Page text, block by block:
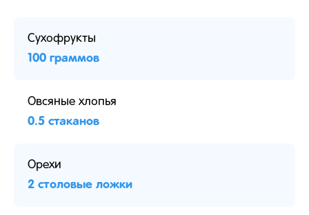
Сухофрукты
100 граммов
Овсяные хлопья
0.5 стаканов
Орехи
2 столовые ложки